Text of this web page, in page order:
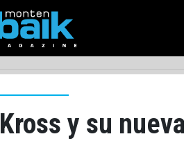
Kross y su